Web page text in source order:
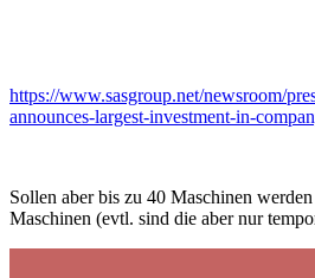
https://www.sasgroup.net/newsroom/
announces-largest-investment-in-
Sollen aber bis zu 40 Maschinen
Maschinen (evtl. sind die aber nur